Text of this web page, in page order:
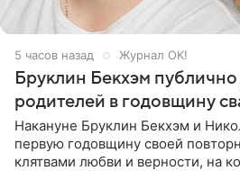
5 часов назад Журнал OK!
Бруклин Бекхэм
родителей в годовщину
Накануне Бруклин Бекхэм и
первую годовщину своей
клятвами любви и верности, на